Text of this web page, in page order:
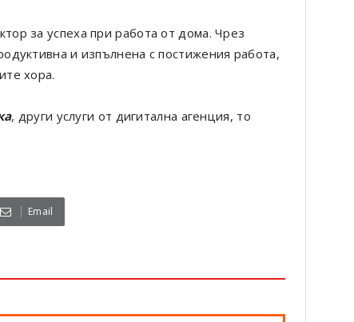
за успеха при работа от дома. Чрез
и изпълнена с постижения работа,
хора.
, други услуги от дигитална агенция, то
Email